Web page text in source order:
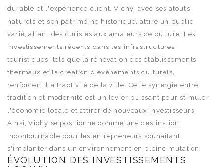
durable et l'expérience client. Vichy, avec ses atouts
naturels et son patrimoine historique, attire un public
varié, allant des curistes aux amateurs de culture. Les
investissements récents dans les infrastructures
touristiques, tels que la rénovation des établissements
thermaux et la création d'événements culturels,
renforcent l'attractivité de la ville. Cette synergie entre
tradition et modernité est un levier puissant pour stimuler
l'économie locale et attirer de nouveaux investisseurs.
Ainsi, Vichy se positionne comme une destination
incontournable pour les entrepreneurs souhaitant
s'implanter dans un environnement en pleine mutation.
ÉVOLUTION DES INVESTISSEMENTS